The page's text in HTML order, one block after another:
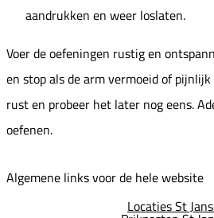
aandrukken en weer loslaten.
Voer de oefeningen rustig en
en stop als de arm vermoeid of
rust en probeer het later nog eens.
oefenen.
Algemene links voor de hele website
Locaties St